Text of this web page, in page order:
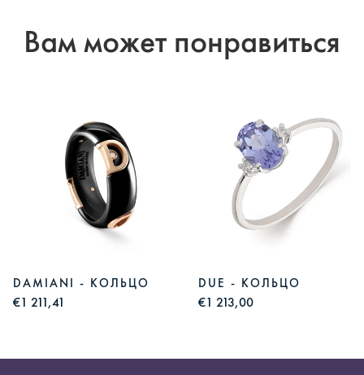
Вам может понравиться
DAMIANI - КОЛЬЦО
€1 211,41
DUE - КОЛЬЦО
€1 213,00